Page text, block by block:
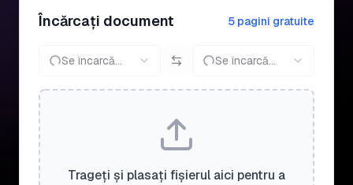
Încărcați document 5 pagini gratuite
Se încarcă... Se încarcă...
Trageți și plasați fișierul aici pentru a